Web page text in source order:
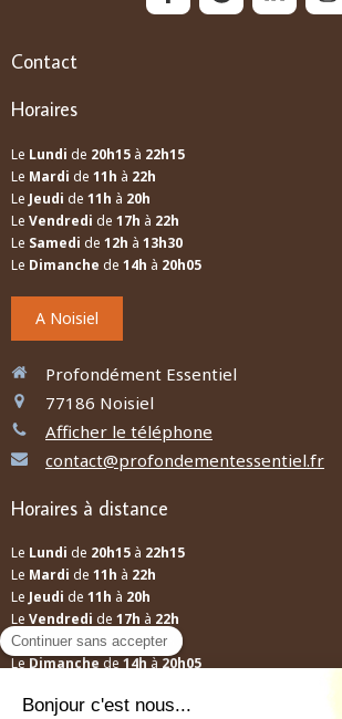
Contact
Horaires
Le Lundi de 20h15 à 22h15
Le Mardi de 11h à 22h
Le Jeudi de 11h à 20h
Le Vendredi de 17h à 22h
Le Samedi de 12h à 13h30
Le Dimanche de 14h à 20h05
A Noisiel
Profondément Essentiel
77186 Noisiel
Afficher le téléphone
contact@profondementessentiel.fr
Horaires à distance
Le Lundi de 20h15 à 22h15
Le Mardi de 11h à 22h
Le Jeudi de 11h à 20h
Le Vendredi de 17h à 22h
LeSamedide12hà13h30
Le Dimanche de 14h à 20h05